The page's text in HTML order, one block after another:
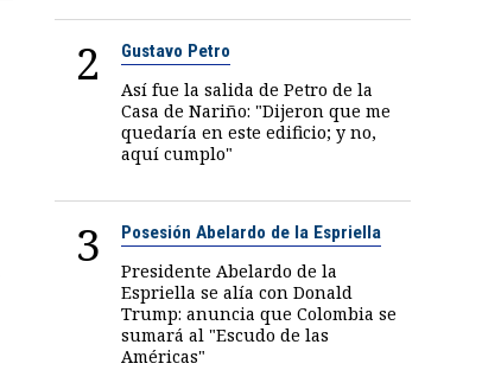
2 Gustavo Petro
Así fue la salida de Petro de la
Casa de Nariño: "Dijeron que me
quedaría en este edificio; y no,
aquí cumplo"
3 Posesión Abelardo de la Espriella
Presidente Abelardo de la
Espriella se alía con Donald
Trump: anuncia que Colombia se
sumará al "Escudo de las
Américas"